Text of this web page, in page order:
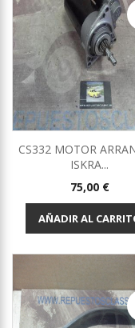
CS332 MOTOR
ISKRA...
Precio
75,00 €
AÑADIR AL